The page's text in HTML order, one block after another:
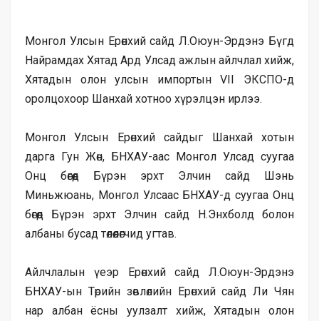
Монгол Улсын Ерөнхий сайд Л.Оюун-Эрдэнэ Бүгд
Найрамдах Хятад Ард Улсад ажлын айлчлал хийж,
Хятадын олон улсын импортын VII ЭКСПО-д
оролцохоор Шанхай хотноо хүрэлцэн ирлээ.
Монгол Улсын Ерөнхий сайдыг Шанхай хотын
дарга Гун Жөн, БНХАУ-аас Монгол Улсад суугаа
Онц бөгөөд Бүрэн эрхт Элчин сайд Шэнь
Миньжюань, Монгол Улсаас БНХАУ-д суугаа Онц
бөгөөд Бүрэн эрхт Элчин сайд Н.Энхболд болон
албаны бусад төлөөлөгчид угтав.
Айлчлалын үеэр Ерөнхий сайд Л.Оюун-Эрдэнэ
БНХАУ-ын Төрийн зөвлөлийн Ерөнхий сайд Ли Чян
нар албан ёсны уулзалт хийж, Хятадын олон